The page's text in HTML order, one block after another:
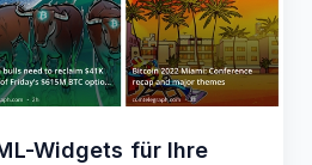
Widgets für Ihre